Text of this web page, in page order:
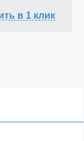
в 1 клик